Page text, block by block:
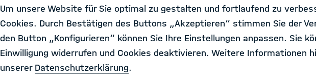
Energie- und Klimaforschung (IEK-8). „Im Projekt
IAGOS reisen unsere Messgeräte seit über 20 Jahren
mit kommerziellen Linienflugzeugen rund um die Welt.
Dabei nehmen sie während des Flugs alle 4 Sekunden
eine Messung vor: zum Beispiel, um Treibhausgase wie
Kohlendioxid und Methan, weitere reaktive Spurengase
Um unsere Website für Sie optimal zu gestalten und fortlaufend zu
Cookies. Durch Bestätigen des Buttons „Akzeptieren“ stimmen Sie der
den Button „Konfigurieren“ können Sie Ihre Einstellungen anpassen. Sie
Einwilligung widerrufen und Cookies deaktivieren. Weitere Informationen
unserer Datenschutzerklärung.